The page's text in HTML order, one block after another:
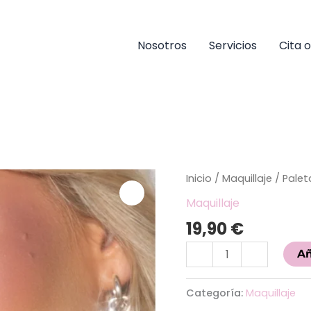
Nosotros Servicios Cita
Inicio /Maquillaje /
Maquillaje
19,90€
Paleta
Rosa
Sombras
Colorete
Artdeco
cantidad
Categoría: Maquillaje